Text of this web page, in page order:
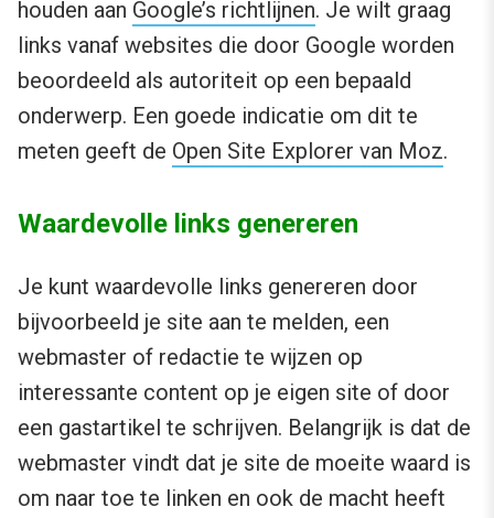
houden aan Google’s richtlijnen. Je wilt graag
links vanaf websites die door Google worden
beoordeeld als autoriteit op een bepaald
onderwerp. Een goede indicatie om dit te
meten geeft de Open Site Explorer van Moz.
Waardevolle links genereren
Je kunt waardevolle links genereren door
bijvoorbeeld je site aan te melden, een
webmaster of redactie te wijzen op
interessante content op je eigen site of door
een gastartikel te schrijven. Belangrijk is dat de
webmaster vindt dat je site de moeite waard is
om naar toe te linken en ook de macht heeft